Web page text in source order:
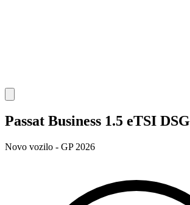
Passat Business 1.5 eTSI DSG
Novo vozilo - GP 2026